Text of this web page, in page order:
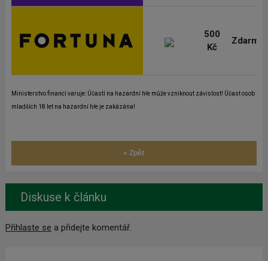
500
Kč
Zdarma
Ministerstvo financí varuje: Účastí na hazardní hře může vzniknout závislost! Účast osob
mladších 18 let na hazardní hře je zakázána!
« Zpět
Diskuse k článku
Přihlaste se a přidejte komentář.